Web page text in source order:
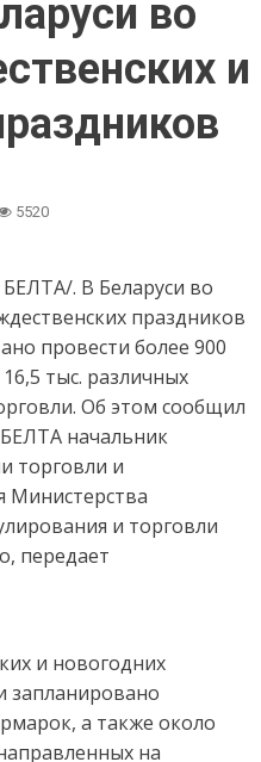
во
и
5520
. В Беларуси во
праздников
провести более 900
тыс. различных
Об этом сообщил
начальник
торговли и
Министерства
и торговли
передает
и новогодних
запланировано
а также около
на